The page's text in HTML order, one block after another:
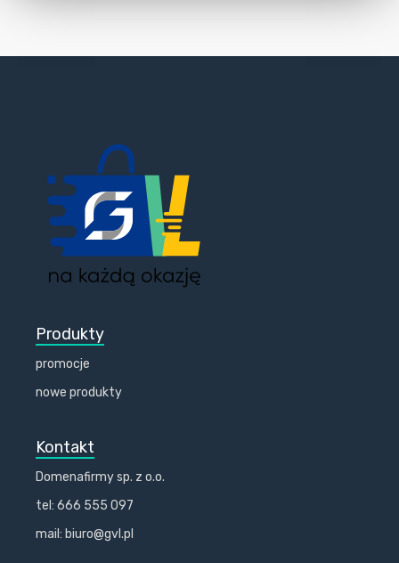
Produkty
promocje
nowe produkty
Kontakt
Domenafirmy sp. z o.o.
tel: 666 555 097
mail: biuro@gvl.pl